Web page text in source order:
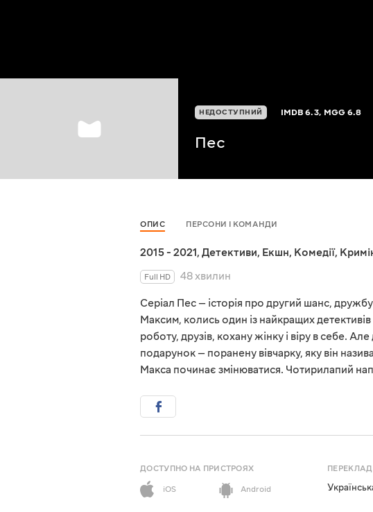
НЕДОСТУПНИЙ IMDB6.3, MGG6.8
Пес
ОПИС ПЕРСОНИ І КОМАНДИ
2015 - 2021, Детективи, Екшн, Комедії,
Full HD
48 хвилин
Серіал Пес — історія про другий шанс,
Максим, колись один із найкращих детективів
роботу, друзів, кохану жінку і віру в себе.
подарунок — поранену вівчарку, яку він
Макса починає змінюватися. Чотирилапий
ДОСТУПНО НА ПРИСТРОЯХ
iOS
Android
ПЕРЕКЛАД